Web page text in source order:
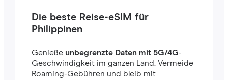
Die beste Reise-eSIM für
Philippinen
Genieße unbegrenzte Daten mit 5G/4G-
Geschwindigkeit im ganzen Land. Vermeide
Roaming-Gebühren und bleib mit